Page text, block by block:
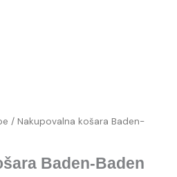
/ Nakupovalna košara Baden-
Baden-Baden